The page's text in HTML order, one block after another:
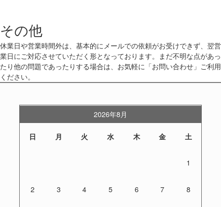
その他
休業日や営業時間外は、基本的にメールでの依頼がお受けできず、翌営
業日にご対応させていただく形となっております。まだ不明な点があっ
たり他の問題であったりする場合は、お気軽に「お問い合わせ」ご利用
ください。
2026年8月
日 月 火 水 木 金 土
1
2 3 4 5 6 7 8